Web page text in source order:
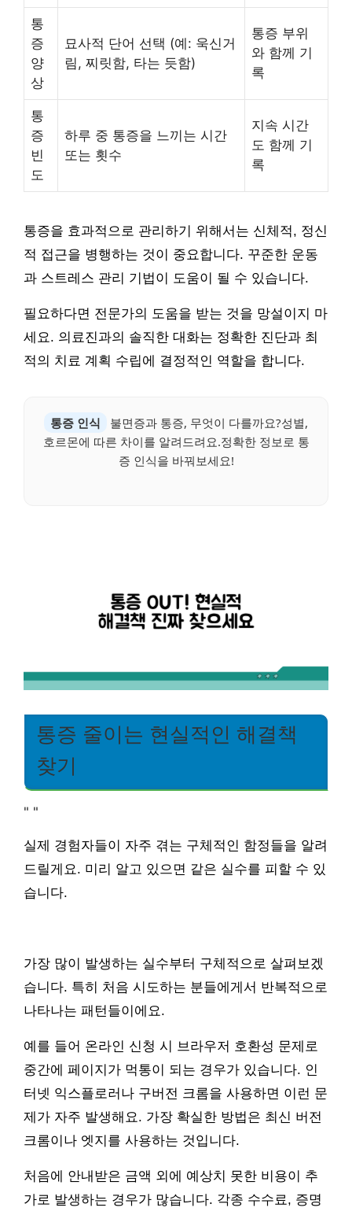
통
증
양
상
묘사적 단어 선택 (예: 욱신거
림, 찌릿함, 타는 듯함)
통증 부위
와 함께 기
록
통
증
빈
도
하루 중 통증을 느끼는 시간
또는 횟수
지속 시간
도 함께 기
록
통증을 효과적으로 관리하기 위해서는 신체적, 정신
적 접근을 병행하는 것이 중요합니다. 꾸준한 운동
과 스트레스 관리 기법이 도움이 될 수 있습니다.
필요하다면 전문가의 도움을 받는 것을 망설이지 마
세요. 의료진과의 솔직한 대화는 정확한 진단과 최
적의 치료 계획 수립에 결정적인 역할을 합니다.
통증 인식
불면증과 통증, 무엇이 다를까요?성별,
호르몬에 따른 차이를 알려드려요.정확한 정보로 통
증 인식을 바꿔보세요!
통증 줄이는 현실적인 해결책
찾기
" "
실제 경험자들이 자주 겪는 구체적인 함정들을 알려
드릴게요. 미리 알고 있으면 같은 실수를 피할 수 있
습니다.
가장 많이 발생하는 실수부터 구체적으로 살펴보겠
습니다. 특히 처음 시도하는 분들에게서 반복적으로
나타나는 패턴들이에요.
예를 들어 온라인 신청 시 브라우저 호환성 문제로
중간에 페이지가 먹통이 되는 경우가 있습니다. 인
터넷 익스플로러나 구버전 크롬을 사용하면 이런 문
제가 자주 발생해요. 가장 확실한 방법은 최신 버전
크롬이나 엣지를 사용하는 것입니다.
처음에 안내받은 금액 외에 예상치 못한 비용이 추
가로 발생하는 경우가 많습니다. 각종 수수료, 증명